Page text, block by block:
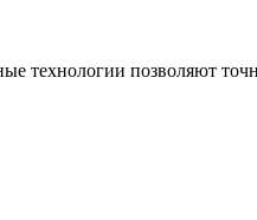
технологии позволяют